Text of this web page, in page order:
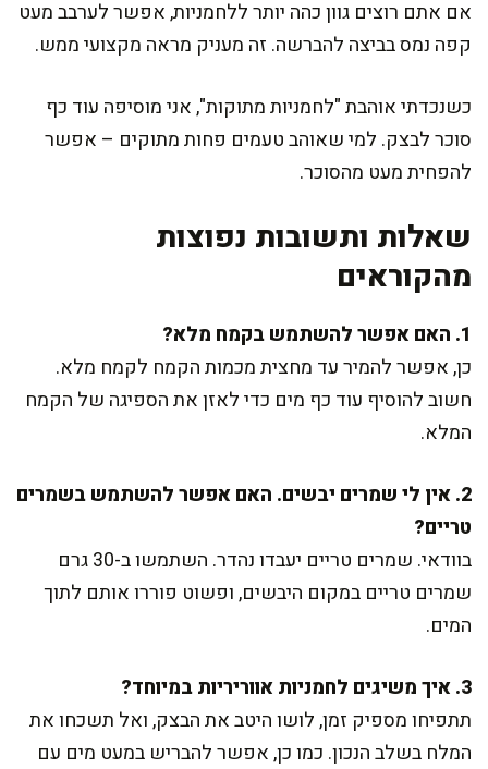
אם אתם רוצים גוון כהה יותר ללחמניות, אפשר לערבב מעט
קפה נמס בביצה להברשה. זה מעניק מראה מקצועי ממש.
כשנכדתי אוהבת "לחמניות מתוקות", אני מוסיפה עוד כף
סוכר לבצק. למי שאוהב טעמים פחות מתוקים – אפשר
להפחית מעט מהסוכר.
שאלות ותשובות נפוצות
מהקוראים
1. האם אפשר להשתמש בקמח מלא?
כן, אפשר להמיר עד מחצית מכמות הקמח לקמח מלא.
חשוב להוסיף עוד כף מים כדי לאזן את הספיגה של הקמח
המלא.
2. אין לי שמרים יבשים. האם אפשר להשתמש בשמרים
טריים?
בוודאי. שמרים טריים יעבדו נהדר. השתמשו ב-30 גרם
שמרים טריים במקום היבשים, ופשוט פוררו אותם לתוך
המים.
3. איך משיגים לחמניות אווריריות במיוחד?
תתפיחו מספיק זמן, לושו היטב את הבצק, ואל תשכחו את
המלח בשלב הנכון. כמו כן, אפשר להבריש במעט מים עם